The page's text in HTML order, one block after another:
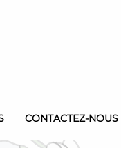
CONTACTEZ-NOUS